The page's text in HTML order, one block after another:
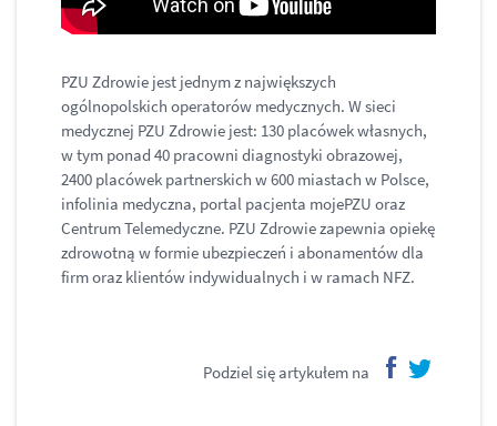
PZU Zdrowie jest jednym z największych
ogólnopolskich operatorów medycznych. W sieci
medycznej PZU Zdrowie jest: 130 placówek własnych,
w tym ponad 40 pracowni diagnostyki obrazowej,
2400 placówek partnerskich w 600 miastach w Polsce,
infolinia medyczna, portal pacjenta mojePZU oraz
Centrum Telemedyczne. PZU Zdrowie zapewnia opiekę
zdrowotną w formie ubezpieczeń i abonamentów dla
firm oraz klientów indywidualnych i w ramach NFZ.
Podziel się artykułem na